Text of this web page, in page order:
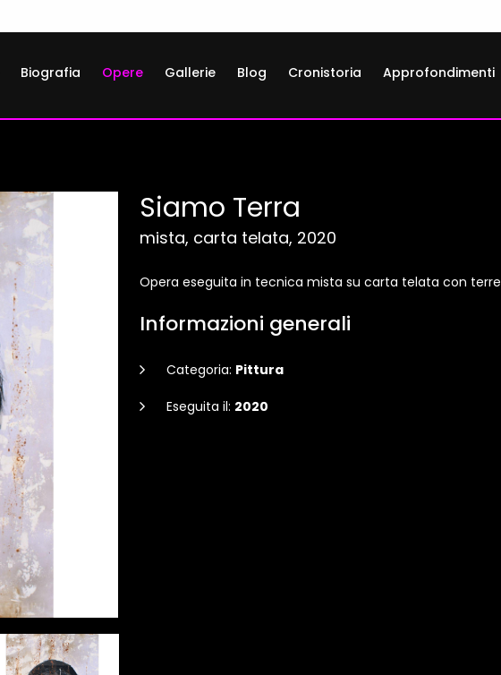
Biografia Opere Gallerie Blog Cronistoria Approfondimenti
Siamo Terra
mista, carta telata, 2020
Opera eseguita in tecnica mista su carta telata con terre
Informazioni generali
Categoria: Pittura
Eseguita il: 2020